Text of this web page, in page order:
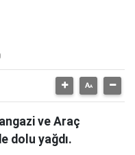
ve Araç
dolu yağdı.